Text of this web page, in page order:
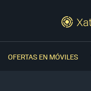
OFERTAS EN MÓVILES